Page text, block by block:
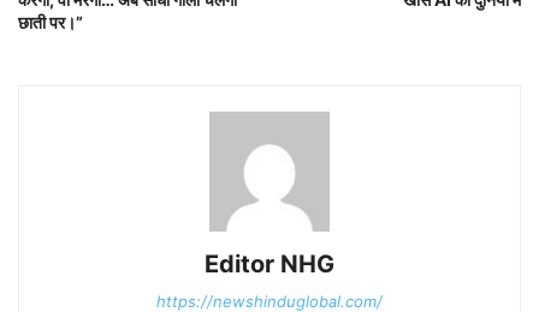
छाती पर।”
Editor NHG
https://newshinduglobal.com/